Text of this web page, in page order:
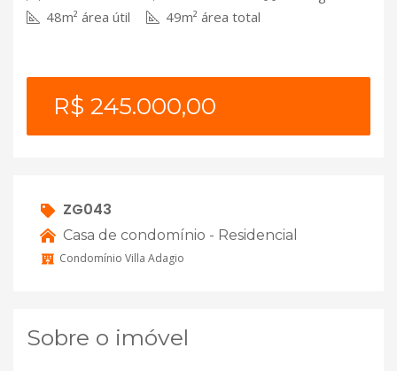
48m² área útil
49m² área total
R$ 245.000,00
ZG043
Casa de condomínio - Residencial
Condomínio Villa Adagio
Sobre o imóvel